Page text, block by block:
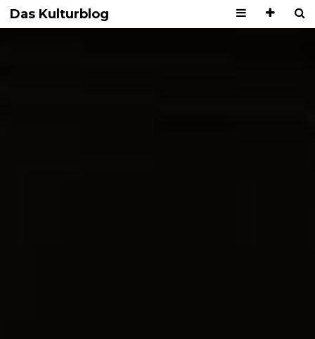
Das Kulturblog